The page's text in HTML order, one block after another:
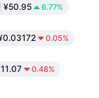
¥50.95 6.77%
0.05%
0.48%